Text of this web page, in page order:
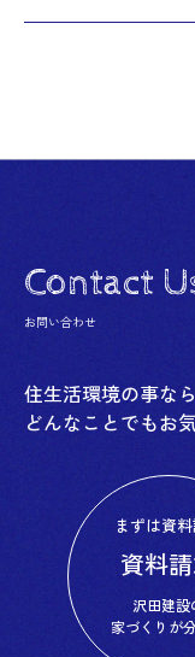
Contact
お問い合わせ
住生活環境の事なら
どんなことでもお
まずは資
資料
沢田建設
家づくりが